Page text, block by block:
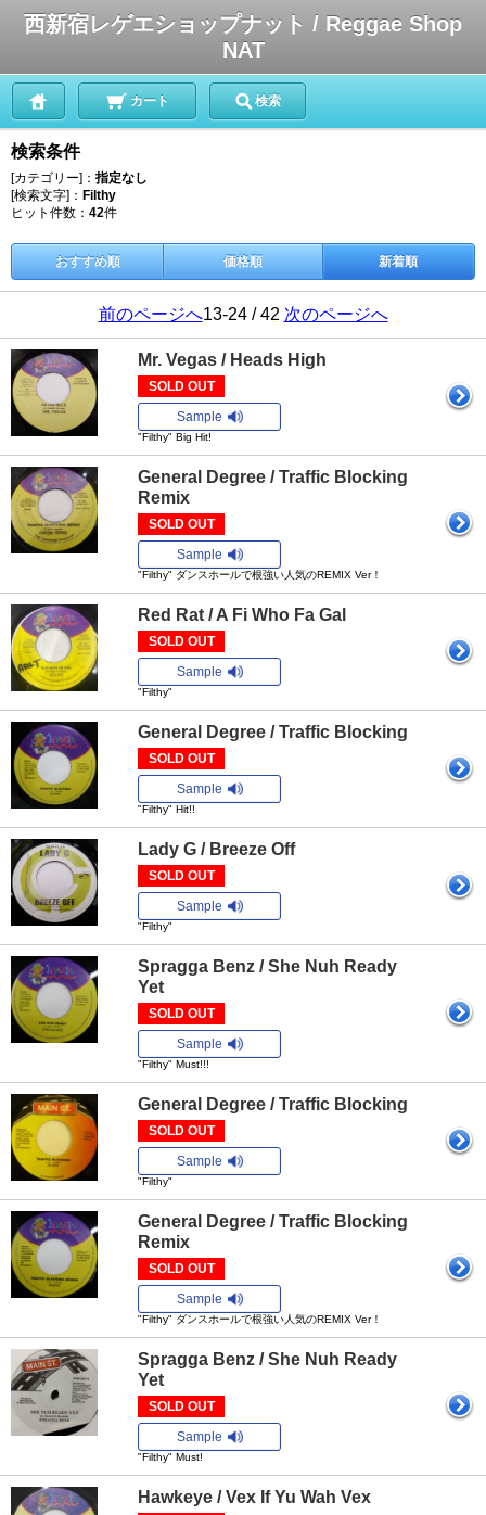
西新宿レゲエショップナット / Reggae Shop
NAT
カート 検索
検索条件
[カテゴリー]： 指定なし
[検索文字]： Filthy
ヒット件数： 42件
おすすめ順 価格順 新着順
前のページへ13-24 / 42 次のページへ
Mr. Vegas / Heads High
SOLD OUT
Sample
"Filthy" Big Hit!
General Degree / Traffic Blocking
Remix
SOLD OUT
Sample
"Filthy" ダンスホールで根強い人気のREMIX Ver！
Red Rat / A Fi Who Fa Gal
SOLD OUT
Sample
"Filthy"
General Degree / Traffic Blocking
SOLD OUT
Sample
"Filthy" Hit!!
Lady G / Breeze Off
SOLD OUT
Sample
"Filthy"
Spragga Benz / She Nuh Ready
Yet
SOLD OUT
Sample
"Filthy" Must!!!
General Degree / Traffic Blocking
SOLD OUT
Sample
"Filthy"
General Degree / Traffic Blocking
Remix
SOLD OUT
Sample
"Filthy" ダンスホールで根強い人気のREMIX Ver！
Spragga Benz / She Nuh Ready
Yet
SOLD OUT
Sample
"Filthy" Must!
Hawkeye / Vex If Yu Wah Vex